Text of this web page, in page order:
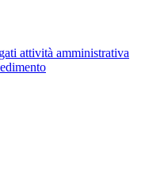
attività amministrativa